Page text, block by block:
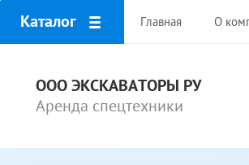
Каталог Главная О
ООО ЭКСКАВАТОРЫ РУ
Аренда спецтехники